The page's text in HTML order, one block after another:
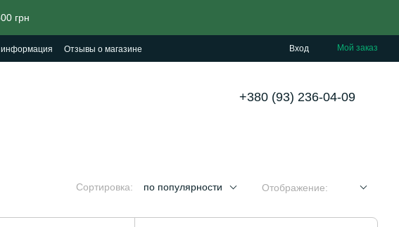
грн
информация Отзывы о магазине Вход Мой заказ
+380 (93) 236-04-09
Сортировка: по популярности Отображение: